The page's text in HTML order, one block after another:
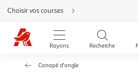
Aller
directement
au
contenu
Aller
directement
Aller
Choisir vos courses
Rayons Recherche
Canapé d'angle